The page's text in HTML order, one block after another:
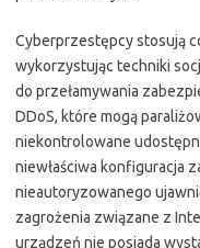
Cyberprzestępcy stosują
wykorzystując techniki
do przełamywania
DDoS, które mogą
niekontrolowane
niewłaściwa konfiguracja
nieautoryzowanego
zagrożenia związane z
urządzeń nie posiada